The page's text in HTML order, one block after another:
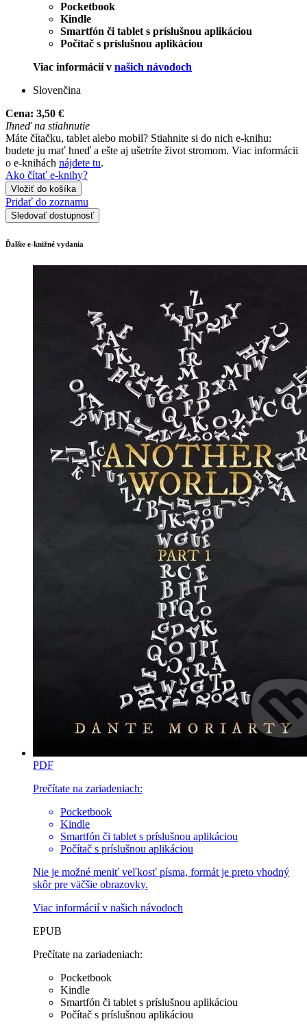
Pocketbook
Kindle
Smartfón či tablet s príslušnou aplikáciou
Počítač s príslušnou aplikáciou
Viac informácií v našich návodoch
Slovenčina
Cena: 3,50 €
Ihneď na stiahnutie
Máte čítačku, tablet alebo mobil? Stiahnite si do nich e-knihu:
budete ju mať hneď a ešte aj ušetríte život stromom. Viac informácii
o e-knihách nájdete tu.
Ako čítať e-knihy?
Vložiť do košíka
Pridať do zoznamu
Sledovať dostupnosť
Ďalšie e-knižné vydania
PDF
Prečítate na zariadeniach:
Pocketbook
Kindle
Smartfón či tablet s príslušnou aplikáciou
Počítač s príslušnou aplikáciou
Nie je možné meniť veľkosť písma, formát je preto vhodný
skôr pre väčšie obrazovky.
Viac informácií v našich návodoch
EPUB
Prečítate na zariadeniach:
Pocketbook
Kindle
Smartfón či tablet s príslušnou aplikáciou
Počítač s príslušnou aplikáciou